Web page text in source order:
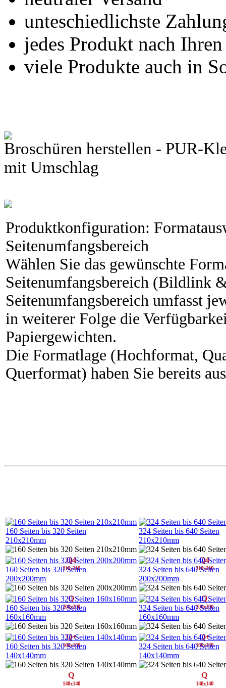
unteschiedlichste
jedes Produkt nach
viele Produkte auch in
Broschüren herstellen - PUR-
mit Umschlag
Produktkonfiguration:
Seitenumfangsbereich
Wählen Sie das gewünschte
Seitenumfangsbereich (Bildlink
Seitenumfangsbereich umfasst
in weiterer Folge die
Papiergewichten.
Die Formatlage (Hochformat,
Querformat) haben Sie bereits
160 Seiten bis 320 Seiten
210x210mm
Q4
210x210
324 Seiten bis 640 Seiten
210x210mm
Q4
210x210
160 Seiten bis 320Seiten
200x200mm
Q
200x200
324 Seiten bis 640Seiten
200x200mm
Q
200x200
160 Seiten bis 320Seiten
160x160mm
Q+
160x160
324 Seiten bis 640Seiten
160x160mm
Q+
160x160
160 Seiten bis 320Seiten
140x140mm
Q
140x140
324 Seiten bis 640Seiten
140x140mm
Q
140x140